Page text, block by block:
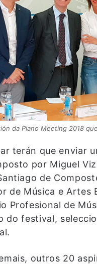
da Piano Meeting 2018
terán que enviar
por Miguel
de
de Música e Artes
Profesional de
festival,
outros 20